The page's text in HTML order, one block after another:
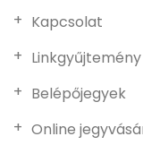
Kapcsolat
Linkgyűjtemény
Belépőjegyek
Online